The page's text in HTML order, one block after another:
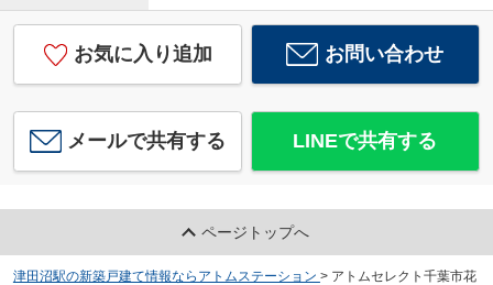
お気に入り追加 お問い合わせ
メールで共有する LINEで共有する
ページトップへ
津田沼駅の新築戸建て情報ならアトムステーション > アトムセレクト千葉市花